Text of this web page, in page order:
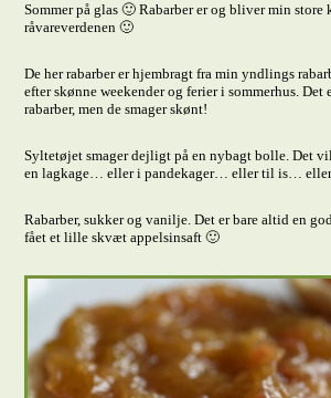
Sommer på glas 🙂 Rabarber er og bliver min
råvareverdenen 🙂
De her rabarber er hjembragt fra min yndlings
efter skønne weekender og ferier i sommerhus. Det
rabarber, men de smager skønt!
Syltetøjet smager dejligt på en nybagt bolle. Det
en lagkage… eller i pandekager… eller til is…
Rabarber, sukker og vanilje. Det er bare altid en
fået et lille skvæt appelsinsaft 🙂